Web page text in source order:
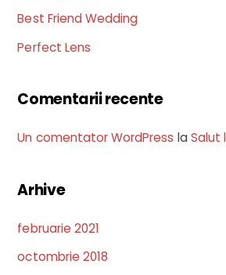
Best Friend Wedding
Perfect Lens
Comentarii recente
Un comentator WordPress la Salut
Arhive
februarie 2021
octombrie 2018